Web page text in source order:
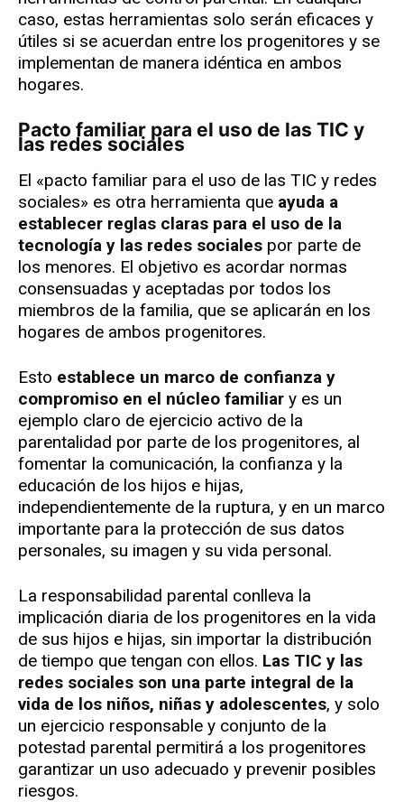
caso, estas herramientas solo serán eficaces y
útiles si se acuerdan entre los progenitores y se
implementan de manera idéntica en ambos
hogares.
Pacto familiar para el uso de las TIC y
las redes sociales
El «pacto familiar para el uso de las TIC y redes
sociales» es otra herramienta que ayuda a
establecer reglas claras para el uso de la
tecnología y las redes sociales por parte de
los menores. El objetivo es acordar normas
consensuadas y aceptadas por todos los
miembros de la familia, que se aplicarán en los
hogares de ambos progenitores.
Esto establece un marco de confianza y
compromiso en el núcleo familiar y es un
ejemplo claro de ejercicio activo de la
parentalidad por parte de los progenitores, al
fomentar la comunicación, la confianza y la
educación de los hijos e hijas,
independientemente de la ruptura, y en un marco
importante para la protección de sus datos
personales, su imagen y su vida personal.
La responsabilidad parental conlleva la
implicación diaria de los progenitores en la vida
de sus hijos e hijas, sin importar la distribución
de tiempo que tengan con ellos. Las TIC y las
redes sociales son una parte integral de la
vida de los niños, niñas y adolescentes, y solo
un ejercicio responsable y conjunto de la
potestad parental permitirá a los progenitores
garantizar un uso adecuado y prevenir posibles
riesgos.